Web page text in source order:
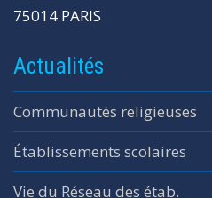
75014 PARIS
Actualités
Communautés religieuses
Établissements scolaires
Vie du Réseau des étab.